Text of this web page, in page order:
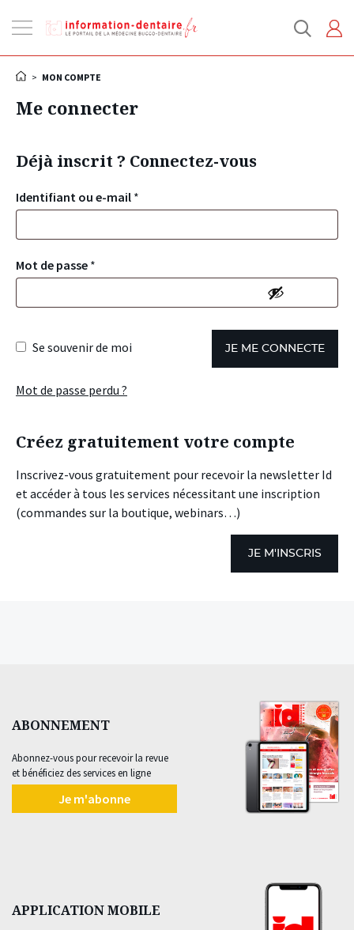
la
> MON COMPTE
Me connecter
Déjà inscrit ? Connectez-vous
Identifiant ou e-mail *
Mot de passe *
Se souvenir de moi JE ME CONNECTE
Mot de passe perdu ?
Créez gratuitement votre compte
Inscrivez-vous gratuitement pour recevoir la newsletter Id
et accéder à tous les services nécessitant une inscription
(commandes sur la boutique, webinars…)
JE M'INSCRIS
ABONNEMENT
Abonnez-vous pour recevoir la revue
et bénéficiez des services en ligne
Je m'abonne
APPLICATION MOBILE